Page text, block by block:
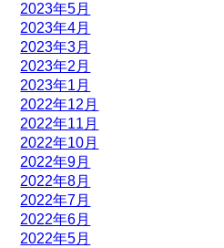
2023年5月
2023年4月
2023年3月
2023年2月
2023年1月
2022年12月
2022年11月
2022年10月
2022年9月
2022年8月
2022年7月
2022年6月
2022年5月